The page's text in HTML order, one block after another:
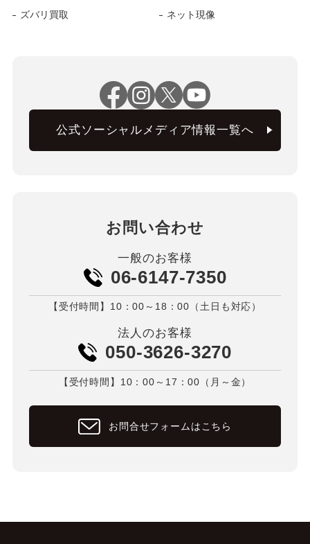
ズバリ買取 ネット現像
公式ソーシャルメディア情報一覧へ
お問い合わせ
一般のお客様
06-6147-7350
【受付時間】10：00～18：00（土日も対応）
法人のお客様
050-3626-3270
【受付時間】10：00～17：00（月～金）
お問合せフォームはこちら